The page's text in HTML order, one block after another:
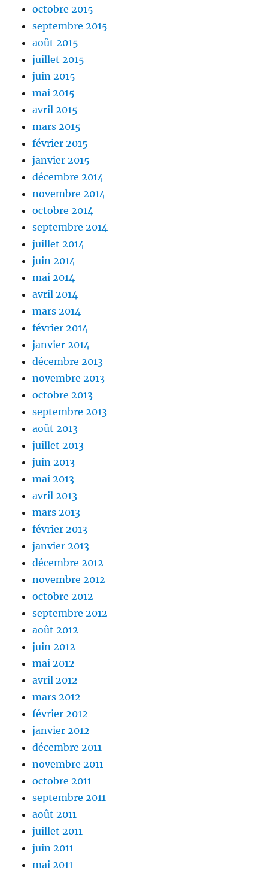
octobre 2015
septembre 2015
août 2015
juillet 2015
juin 2015
mai 2015
avril 2015
mars 2015
février 2015
janvier 2015
décembre 2014
novembre 2014
octobre 2014
septembre 2014
juillet 2014
juin 2014
mai 2014
avril 2014
mars 2014
février 2014
janvier 2014
décembre 2013
novembre 2013
octobre 2013
septembre 2013
août 2013
juillet 2013
juin 2013
mai 2013
avril 2013
mars 2013
février 2013
janvier 2013
décembre 2012
novembre 2012
octobre 2012
septembre 2012
août 2012
juin 2012
mai 2012
avril 2012
mars 2012
février 2012
janvier 2012
décembre 2011
novembre 2011
octobre 2011
septembre 2011
août 2011
juillet 2011
juin 2011
mai 2011